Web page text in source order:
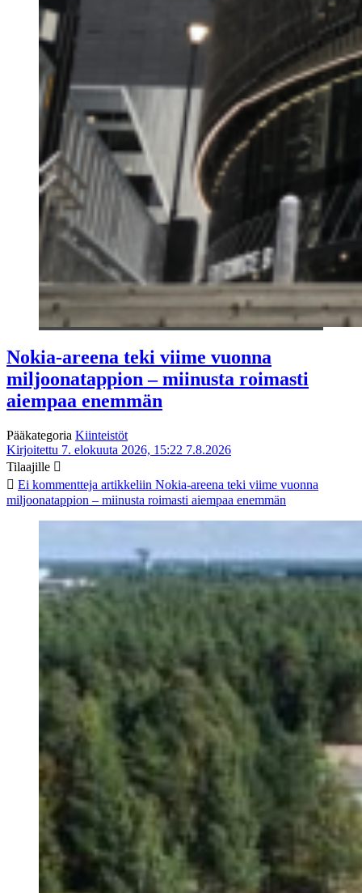
Nokia-areena teki viime vuonna
miljoonatappion – miinusta roimasti
aiempaa enemmän
Pääkategoria Kiinteistöt
Kirjoitettu 7. elokuuta 2026, 15:22 7.8.2026
Tilaajille
Ei kommentteja artikkeliin Nokia-areena teki viime vuonna
miljoonatappion – miinusta roimasti aiempaa enemmän